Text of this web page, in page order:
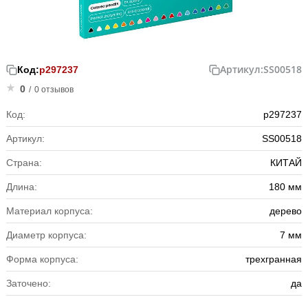
Код:р297237 Артикул:SS00518
0 / 0 отзывов
Код: р297237
Артикул: SS00518
Страна: КИТАЙ
Длина: 180 мм
Материал корпуса: дерево
Диаметр корпуса: 7 мм
Форма корпуса: трехгранная
Заточено: да